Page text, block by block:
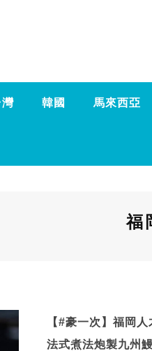
灣 韓國 馬來西亞
福
【#豪一次】福岡
法式煮法炮製九州